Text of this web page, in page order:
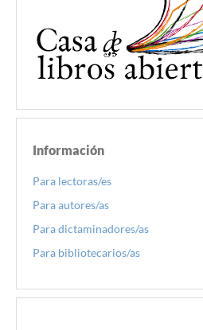
Información
Para lectoras/es
Para autores/as
Para dictaminadores/as
Para bibliotecarios/as